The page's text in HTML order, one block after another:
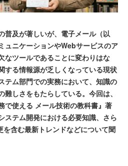
普及が著しいが、電子メール（以
ュニケーションやWebサービスのア
なツールであることに変わりはな
する情報源が乏しくなっている現状
テム部門での実務において、知識の
しさをもたらしている。今回は、
で使える メール技術の教科書』著
ステム開発における必要知識、さら
含む最新トレンドなどについて聞